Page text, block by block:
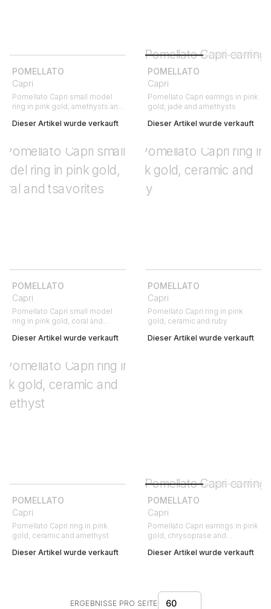
POMELLATO
Capri
Pomellato Capri small model
ring in pink gold, amethysts and
Dieser Artikel wurde verkauft
POMELLATO
Capri
Pomellato Capri earrings in pink
gold, jade and amethysts
Dieser Artikel wurde verkauft
POMELLATO
Capri
Pomellato Capri small model
ring in pink gold, coral and
Dieser Artikel wurde verkauft
POMELLATO
Capri
Pomellato Capri ring in pink
gold, ceramic and ruby
Dieser Artikel wurde verkauft
POMELLATO
Capri
Pomellato Capri ring in pink
gold, ceramic and amethyst
Dieser Artikel wurde verkauft
POMELLATO
Capri
Pomellato Capri earrings in pink
gold, chrysoprase and
Dieser Artikel wurde verkauft
ERGEBNISSE PRO SEITE 60